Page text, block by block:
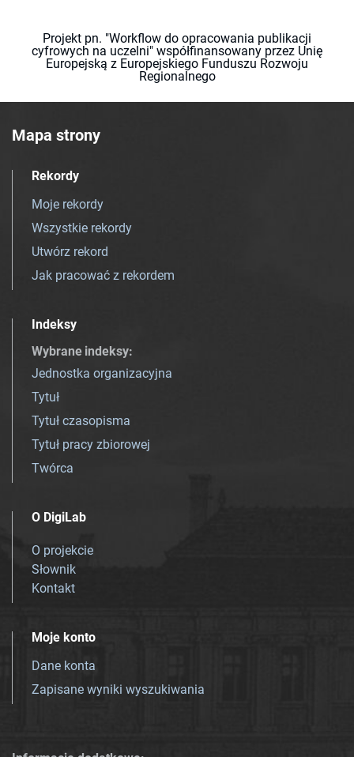
Projekt pn. "Workflow do opracowania publikacji
cyfrowych na uczelni" współfinansowany przez Unię
Europejską z Europejskiego Funduszu Rozwoju
Regionalnego
Mapa strony
Rekordy
Moje rekordy
Wszystkie rekordy
Utwórz rekord
Jak pracować z rekordem
Indeksy
Wybrane indeksy:
Jednostka organizacyjna
Tytuł
Tytuł czasopisma
Tytuł pracy zbiorowej
Twórca
O DigiLab
O projekcie
Słownik
Kontakt
Moje konto
Dane konta
Zapisane wyniki wyszukiwania